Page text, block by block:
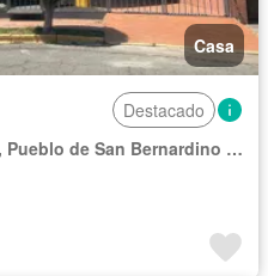
Casa
Destacado
La Concepción Buena Vista, Pueblo de San Bernardino Tlaxcalancingo